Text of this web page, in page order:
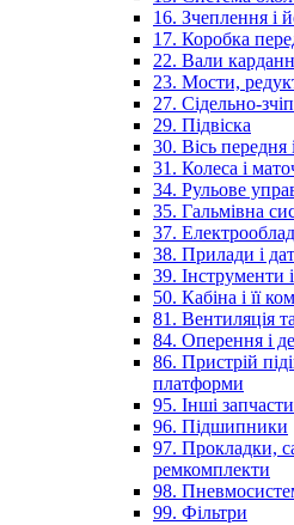
16. Зчеплення і
17. Коробка
22. Вали
23. Мости,
27. Сідельно-
29. Підвіска
30. Вісь передня
31. Колеса і
34. Рульове
35. Гальмівна
37.
38. Прилади і
39. Інструменти
50. Кабіна і її
81. Вентиляція
84. Оперення і
86. Пристрій
платформи
95. Інші
96. Підшипники
97. Прокладки,
ремкомплекти
98.
99. Фільтри